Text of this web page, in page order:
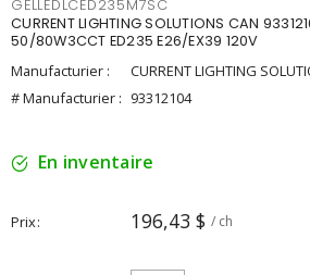
GELLEDLCED235M7SC
CURRENT LIGHTING SOLUTIONS CAN
50/80W3CCT ED235 E26/EX39 120V
Manufacturier :
CURRENT LIGHTING
# Manufacturier : 93312104
En inventaire
Prix 196,43 $ / ch